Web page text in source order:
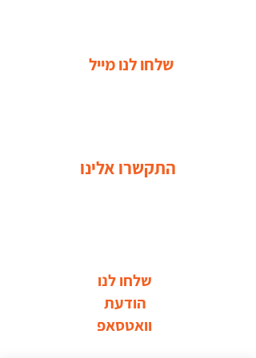
שלחו לנו מייל
התקשרו אלינו
שלחו לנו
הודעת
וואטסאפ